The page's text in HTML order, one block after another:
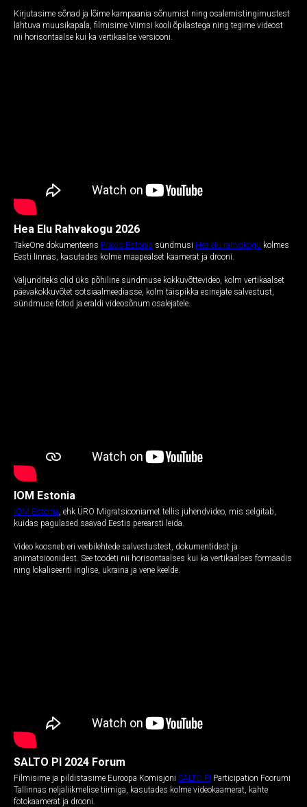
Kirjutasime sõnad ja lõime kampaania sõnumist ning osalemistingimustest
lähtuva muusikapala, filmisime Viimsi kooli õpilastega ning tegime videost
nii horisontaalse kui ka vertikaalse versiooni.
Hea Elu Rahvakogu 2026
TakeOne dokumenteeris Praxis Estonia sündmusi Hea elu rahvakogu kolmes
Eesti linnas, kasutades kolme maapealset kaamerat ja drooni.
Väljunditeks olid üks põhiline sündmuse kokkuvõttevideo, kolm vertikaalset
päevakokkuvõtet sotsiaalmeediasse, kolm täispikka esinejate salvestust,
sündmuse fotod ja eraldi videosõnum osalejatele.
IOM Estonia
IOM Estonia, ehk ÜRO Migratsiooniamet tellis juhendvideo, mis selgitab,
kuidas pagulased saavad Eestis perearsti leida.
Video koosneb eri veebilehtede salvestustest, dokumentidest ja
animatsioonidest. See toodeti nii horisontaalses kui ka vertikaalses formaadis
ning lokaliseeriti inglise, ukraina ja vene keelde.
SALTO PI 2024 Forum
Filmisime ja pildistasime Euroopa Komisjoni SALTO PI Participation Foorumi
Tallinnas neljaliikmelise tiimiga, kasutades kolme videokaamerat, kahte
fotokaamerat ja drooni.